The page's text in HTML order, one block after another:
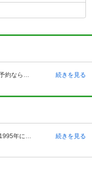
ゴールド栃木プレジデントカントリークラブの予約ならじゃらんゴルフ。カートの有無や利用税、キャンセル料、ナイター設備、駐車場などのコース情報はもちろん、口コミ、フォトギャラリーなどコースの難易度や攻略に役立つ情報充実、予約する度にポイントが貯まるのでお得にゴルフをお楽しみ頂けます。 ゴールド栃木プレジデントカントリークラブは栃木市にあります。栃木のゴルフ場は約140あり、全国4位の数の多さを誇ります。豊かな自然に抱かれ楽しくゆったりプレーできるところです。 ゴールド栃木プレジデントカントリークラブは、車で行く場合には東北自動車道栃木インターチェンジから3キロメートル、わずか5分となります。また、鉄道の場合には東部日光線栃木駅、南口からクラブバスが予約制で運行されています。付帯施設としてコンペルームには各24名収容の部屋が4部屋、最大72名までが利用可能です。また、170ヤード、20打席の練習場もあり、ラウンド前のウォーミングアップやスイングチェックにも利用することができます。 続きを見る
ゴールド栃木プレジデントカントリークラブは1995年に開場され、プロゴルファーのジャック・ニクラウス氏が設計者です。このコースでプレーをすると、ジャック・ニクラウスのプロプレーヤーとしてだけではなく、その設計者としてのすばらしさをも感じる事ができる造りになっています。コースタイプは丘陵地で面積257万平方メートル、グリーン状況はベント、ワングリーンです。東にOUTとINコースが、また西にOUTコースがあり、計27ホールがプレーヤーの挑戦を待ち構えています。 随所に配したクリークやバンカーなどのハザード類は戦略性豊かなレイアウトとなっており、正確なショットとコースマネジメントを求めてきます。格調高いニクラウス設計のコースでエキサイティングなプレーが楽しめます。 続きを見る